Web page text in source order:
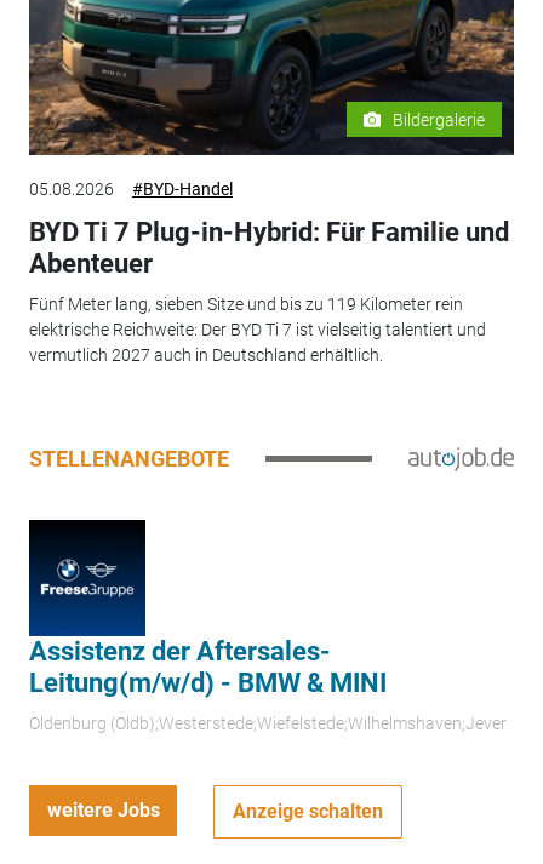
Bildergalerie
05.08.2026 #BYD-Handel
BYD Ti 7 Plug-in-Hybrid: Für Familie und
Abenteuer
Fünf Meter lang, sieben Sitze und bis zu 119 Kilometer rein
elektrische Reichweite: Der BYD Ti 7 ist vielseitig talentiert und
vermutlich 2027 auch in Deutschland erhältlich.
STELLENANGEBOTE
Assistenz der Aftersales-
Leitung(m/w/d) - BMW & MINI
Oldenburg (Oldb);Westerstede;Wiefelstede;Wilhelmshaven;Jever
weitere Jobs Anzeige schalten